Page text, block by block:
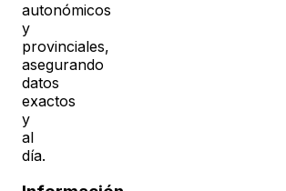
autonómicos
y
provinciales,
asegurando
datos
exactos
y
al
día.